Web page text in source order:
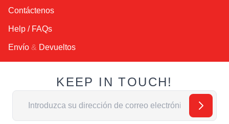
Contáctenos
Help / FAQs
Envío & Devueltos
KEEP IN TOUCH!
Dirección de email